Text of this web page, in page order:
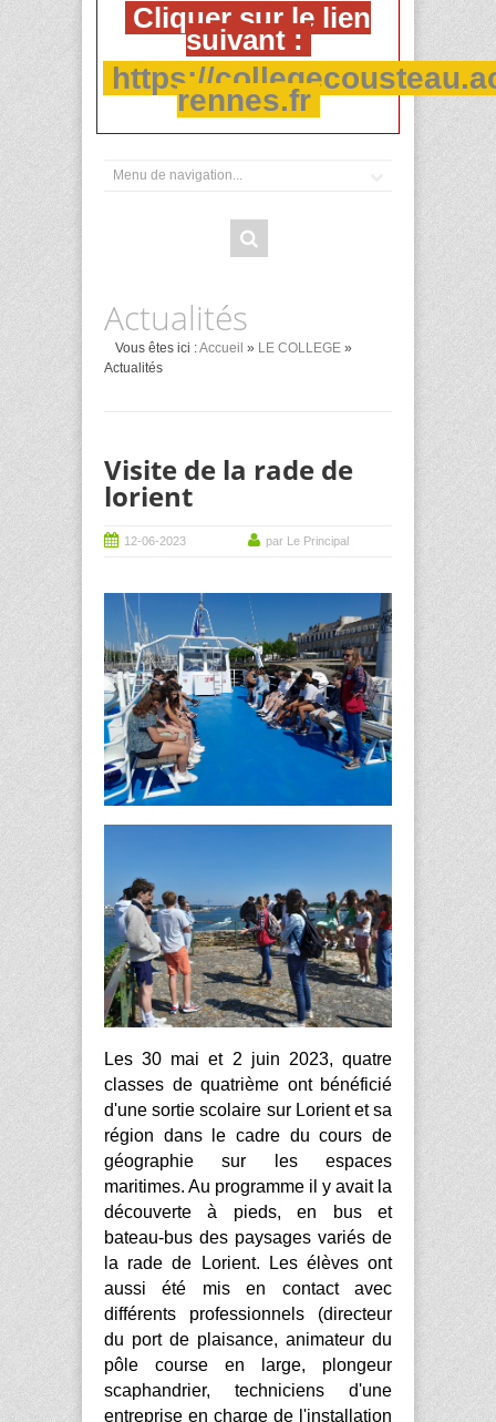
Cliquer sur le lien
suivant :
https://
rennes.fr
Actualités
Vous êtes ici :Accueil » LE COLLEGE »
Actualités
Visite de la rade de
lorient
12-06-2023 par Le Principal
Les 30 mai et 2 juin 2023, quatre
classes de quatrième ont bénéficié
d'une sortie scolaire sur Lorient et sa
région dans le cadre du cours de
géographie sur les espaces
maritimes. Au programme il y avait la
découverte à pieds, en bus et
bateau-bus des paysages variés de
la rade de Lorient. Les élèves ont
aussi été mis en contact avec
différents professionnels (directeur
du port de plaisance, animateur du
pôle course en large, plongeur
scaphandrier, techniciens d'une
entreprise en charge de l'installation